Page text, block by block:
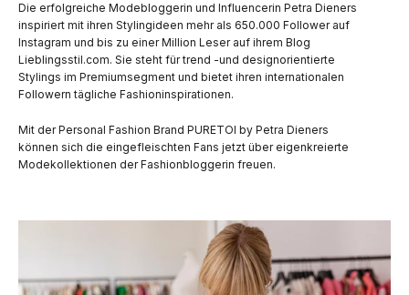
Die erfolgreiche Modebloggerin und Influencerin Petra Dieners
inspiriert mit ihren Stylingideen mehr als 650.000 Follower auf
Instagram und bis zu einer Million Leser auf ihrem Blog
Lieblingsstil.com. Sie steht für trend -und designorientierte
Stylings im Premiumsegment und bietet ihren internationalen
Followern tägliche Fashioninspirationen.
Mit der Personal Fashion Brand PURETOI by Petra Dieners
können sich die eingefleischten Fans jetzt über eigenkreierte
Modekollektionen der Fashionbloggerin freuen.